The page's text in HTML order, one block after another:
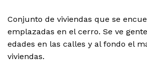
Conjunto de viviendas que se
emplazadas en el cerro. Se ve
edades en las calles y al fondo el
viviendas.